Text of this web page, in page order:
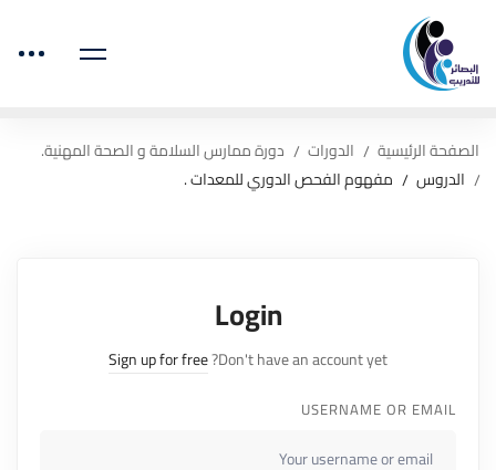
الصفحة الرئيسية الدورات
دورة ممارس السلامة و الصحة المهنية.
الدروس
مفهوم الفحص الدوري للمعدات .
Login
Don't have an account yet?
Sign up for free
USERNAME OR EMAIL